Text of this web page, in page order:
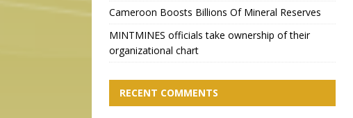
Cameroon Boosts Billions Of Mineral Reserves
MINTMINES officials take ownership of their
organizational chart
RECENT COMMENTS